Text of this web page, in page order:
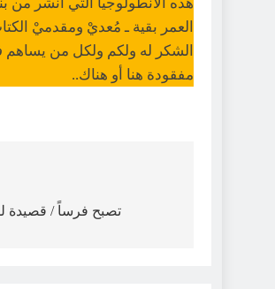
العمر بقية ـ مُعديْ ومقدميْ
الشكر له ولكم ولكل من يساهم
مفقودة هنا أو هناك..
المقالاتتصبح فرساً / قصيدة